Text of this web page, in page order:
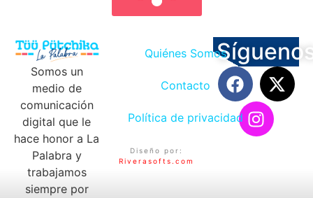
Somos un
medio de
comunicación
digital que le
hace honor a La
Palabra y
trabajamos
siempre por
Quiénes Somos
Contacto
Política de privacidad
Diseño por:
Riverasofts.com